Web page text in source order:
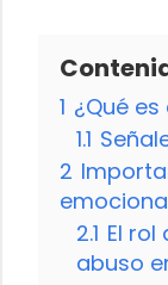
1 ¿Qué
1.1
2
2.1 El
abuso